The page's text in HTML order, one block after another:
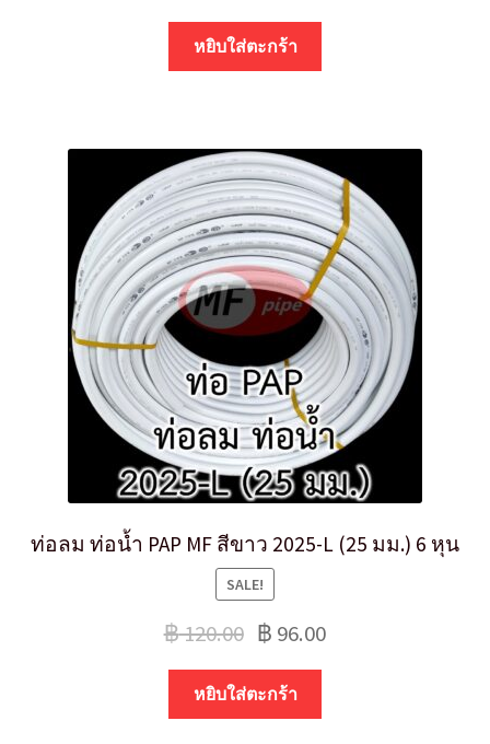
หยิบใส่ตะกร้า
ท่อลม ท่อน้ำ PAP MF สีขาว 2025-L (25 มม.) 6 หุน
SALE!
฿120.00 ฿ 96.00
หยิบใส่ตะกร้า